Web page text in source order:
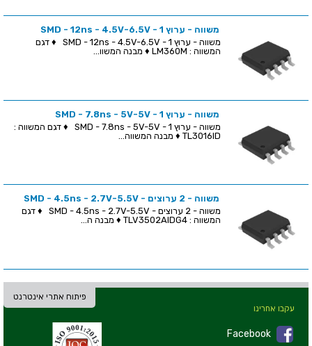
משווה - ערוץ 1 - SMD - 12ns - 4.5V-6.5V
משווה - ערוץ 1 - SMD - 12ns - 4.5V-6.5V ♦ דגם
המשווה : LM360M ♦ מבנה המשוו...
משווה - ערוץ 1 - SMD - 7.8ns - 5V-5V
משווה - ערוץ 1 - SMD - 7.8ns - 5V-5V ♦ דגם המשווה :
TL3016ID ♦ מבנה המשווה...
משווה - 2 ערוצים - SMD - 4.5ns - 2.7V-5.5V
משווה - 2 ערוצים - SMD - 4.5ns - 2.7V-5.5V ♦ דגם
המשווה : TLV3502AIDG4 ♦ מבנה ה...
פיתוח אתרי אינטרנט
עקבו אחרינו
Facebook